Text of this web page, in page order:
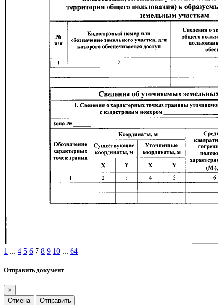
1 ... 4 5 6 7 8 9 10 ... 64
Отправить документ
×
Отмена
Отправить